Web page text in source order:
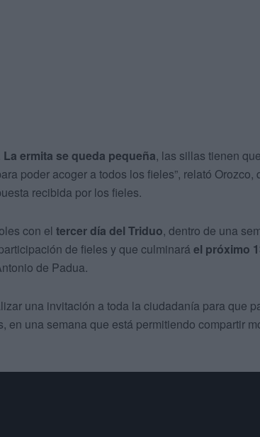
La ermita se queda pequeña, las sillas tienen
poder acoger a todos los fieles”, relató Orozco,
recibida por los fieles.
con el tercer día del Triduo, dentro de una
de fieles y que culminará el próximo
de Padua.
una invitación a toda la ciudadanía para que
en una semana que está permitiendo compartir